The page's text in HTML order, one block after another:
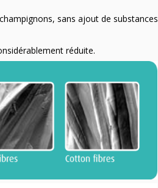
sans ajout de substances
réduite.